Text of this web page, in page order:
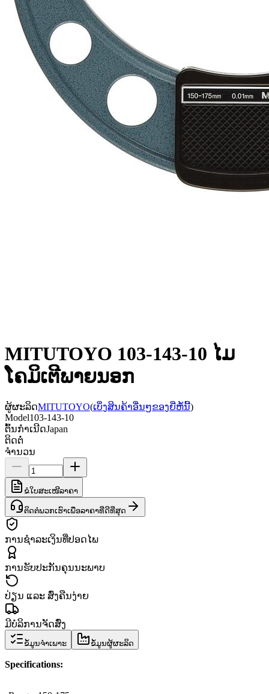
MITUTOYO 103-143-10 ໄມ
ໂຄມິເຕີພາຍນອກ
ຜູ້ຜະລິດMITUTOYO(ເບິ່ງສິນຄ້າອື່ນໆຂອງຍີ່ຫໍ້ນີ້)
Model103-143-10
ຕົ້ນກຳເນີດJapan
ຕິດຕໍ່
ຈຳນວນ
ຂໍໃບສະເໜີລາຄາ
ຕິດຕໍ່ພວກເຮົາເພື່ອລາຄາທີ່ດີທີ່ສຸດ
ການຊຳລະເງິນທີ່ປອດໄພ
ການຮັບປະກັນຄຸນນະພາບ
ປ່ຽນ ແລະ ສົ່ງຄືນງ່າຍ
ມີບໍລິການຈັດສົ່ງ
ຂໍ້ມູນຈຳເພາະ ຂໍ້ມູນຜູ້ຜະລິດ
Specifications: